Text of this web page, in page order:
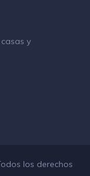
y
los derechos